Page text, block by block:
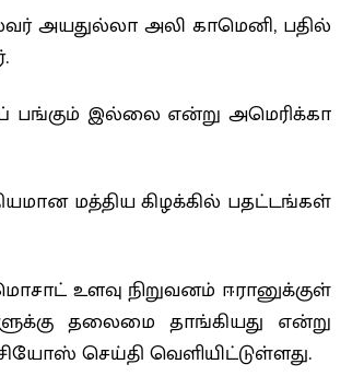
அயதுல்லா அலி காமெனி, பதில்
பங்கும் இல்லை என்று அமெரிக்கா
மத்திய கிழக்கில் பதட்டங்கள்
உளவு நிறுவனம் ஈரானுக்குள்
தலைமை தாங்கியது என்று
செய்தி வெளியிட்டுள்ளது.